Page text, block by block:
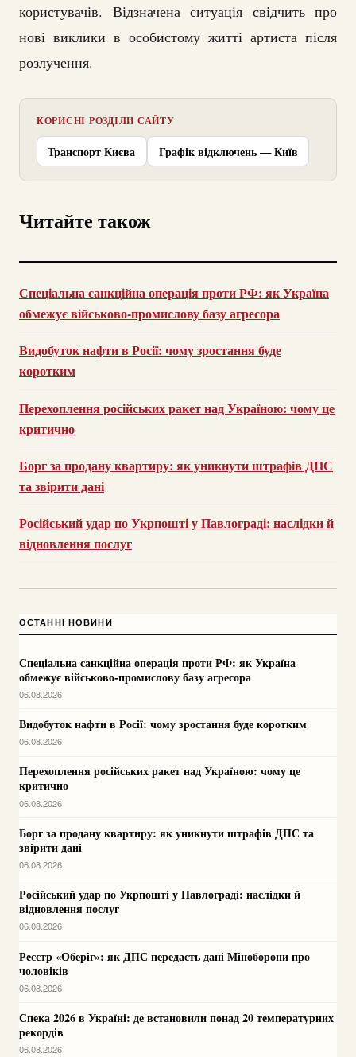
користувачів. Відзначена ситуація свідчить про
нові виклики в особистому житті артиста після
розлучення.
КОРИСНІ РОЗДІЛИ САЙТУ
Транспорт Києва Графік відключень — Київ
Читайте також
Спеціальна санкційна операція проти РФ: як Україна
обмежує військово-промислову базу агресора
Видобуток нафти в Росії: чому зростання буде
коротким
Перехоплення російських ракет над Україною: чому це
критично
Борг за продану квартиру: як уникнути штрафів ДПС
та звірити дані
Російський удар по Укрпошті у Павлограді: наслідки й
відновлення послуг
ОСТАННІ НОВИНИ
Спеціальна санкційна операція проти РФ: як Україна
обмежує військово-промислову базу агресора
06.08.2026
Видобуток нафти в Росії: чому зростання буде коротким
06.08.2026
Перехоплення російських ракет над Україною: чому це
критично
06.08.2026
Борг за продану квартиру: як уникнути штрафів ДПС та
звірити дані
06.08.2026
Російський удар по Укрпошті у Павлограді: наслідки й
відновлення послуг
06.08.2026
Реєстр «Оберіг»: як ДПС передасть дані Міноборони про
чоловіків
06.08.2026
Спека 2026 в Україні: де встановили понад 20 температурних
рекордів
06.08.2026